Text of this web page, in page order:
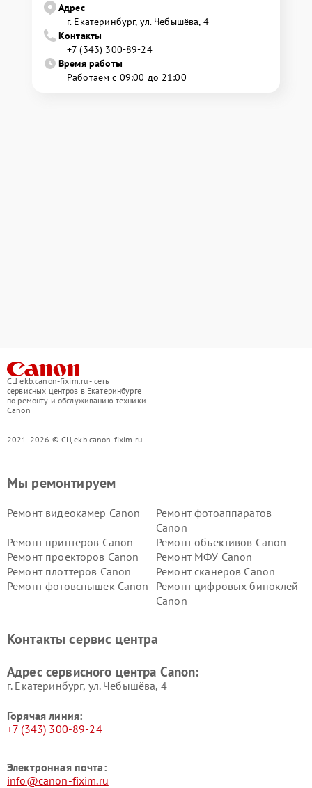
Адрес
г. Екатеринбург, ул. Чебышёва, 4
Контакты
+7 (343) 300-89-24
Время работы
Работаем с 09:00 до 21:00
СЦ ekb.canon-fixim.ru - сеть
сервисных центров в Екатеринбурге
по ремонту и обслуживанию техники
Canon
2021-2026 © СЦ ekb.canon-fixim.ru
Мы ремонтируем
Ремонт видеокамер Canon
Ремонт фотоаппаратов
Canon
Ремонт принтеров Canon
Ремонт объективов Canon
Ремонт проекторов Canon
Ремонт МФУ Canon
Ремонт плоттеров Canon
Ремонт сканеров Canon
Ремонт фотовспышек Canon
Ремонт цифровых биноклей
Canon
Контакты сервис центра
Адрес сервисного центра Canon:
г. Екатеринбург, ул. Чебышёва, 4
Горячая линия:
+7 (343) 300-89-24
Электронная почта:
info@canon-fixim.ru